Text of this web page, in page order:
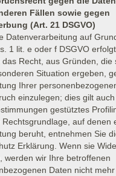
Fällen sowie gegen
(Art. 21 DSGVO)
Datenverarbeitung auf
1 lit. e oder f DSGVO
das Recht, aus Gründen, die
Situation ergeben,
Ihrer
einzulegen; dies gilt
gestütztes
Rechtsgrundlage, auf denen
beruht, entnehmen Sie
Erklärung. Wenn sie
werden wir Ihre betroffenen
Daten nicht